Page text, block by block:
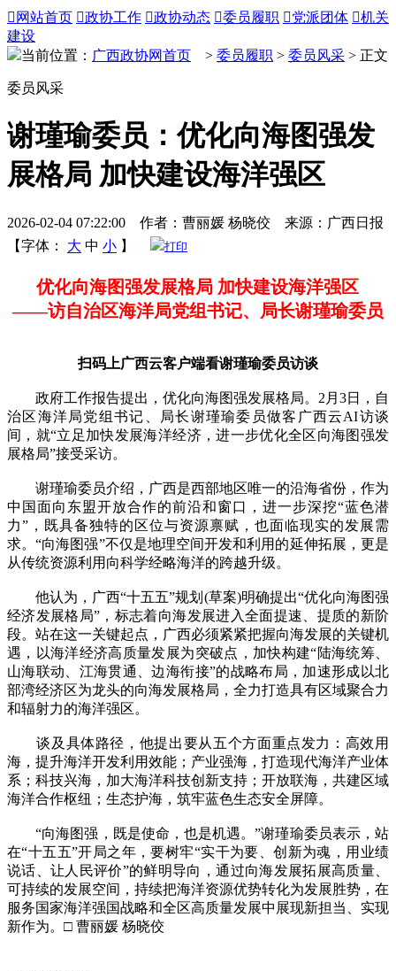
 网站首页 政协工作 政协动态 委员履职 党派团体 机关
建设
当前位置： 广西政协网首页 > 委员履职 > 委员风采 > 正文
委员风采
谢瑾瑜委员：优化向海图强发
展格局 加快建设海洋强区
2026-02-04 07:22:00 作者：曹丽媛 杨晓佼 来源：广西日报
【字体：
大 中 小 】 打印
优化向海图强发展格局 加快建设海洋强区
——访自治区海洋局党组书记、局长谢瑾瑜委员
扫码上广西云客户端看谢瑾瑜委员访谈
政府工作报告提出，优化向海图强发展格局。2月3日，自
治区海洋局党组书记、局长谢瑾瑜委员做客广西云AI访谈
间，就“立足加快发展海洋经济，进一步优化全区向海图强发
展格局”接受采访。
谢瑾瑜委员介绍，广西是西部地区唯一的沿海省份，作为
中国面向东盟开放合作的前沿和窗口，进一步深挖“蓝色潜
力”，既具备独特的区位与资源禀赋，也面临现实的发展需
求。“向海图强”不仅是地理空间开发和利用的延伸拓展，更是
从传统资源利用向科学经略海洋的跨越升级。
他认为，广西“十五五”规划(草案)明确提出“优化向海图强
经济发展格局”，标志着向海发展进入全面提速、提质的新阶
段。站在这一关键起点，广西必须紧紧把握向海发展的关键机
遇，以海洋经济高质量发展为突破点，加快构建“陆海统筹、
山海联动、江海贯通、边海衔接”的战略布局，加速形成以北
部湾经济区为龙头的向海发展格局，全力打造具有区域聚合力
和辐射力的海洋强区。
谈及具体路径，他提出要从五个方面重点发力：高效用
海，提升海洋开发利用效能；产业强海，打造现代海洋产业体
系；科技兴海，加大海洋科技创新支持；开放联海，共建区域
海洋合作枢纽；生态护海，筑牢蓝色生态安全屏障。
“向海图强，既是使命，也是机遇。”谢瑾瑜委员表示，站
在“十五五”开局之年，要树牢“实干为要、创新为魂，用业绩
说话、让人民评价”的鲜明导向，通过向海发展拓展高质量、
可持续的发展空间，持续把海洋资源优势转化为发展胜势，在
服务国家海洋强国战略和全区高质量发展中展现新担当、实现
新作为。□ 曹丽媛 杨晓佼